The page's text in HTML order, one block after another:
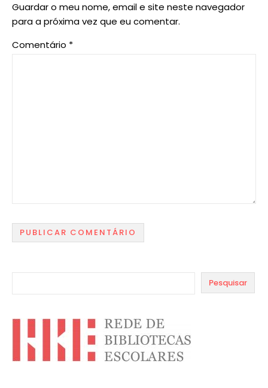
Guardar o meu nome, email e site neste navegador
para a próxima vez que eu comentar.
Comentário *
Pesquisar